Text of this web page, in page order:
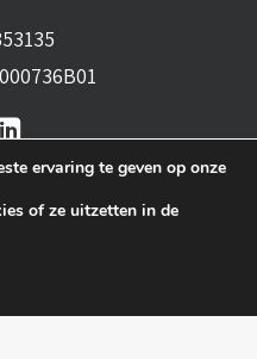
ervaring te geven op onze
of ze uitzetten in de